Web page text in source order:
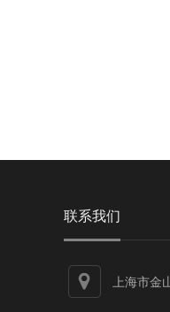
联系我们
上海市金